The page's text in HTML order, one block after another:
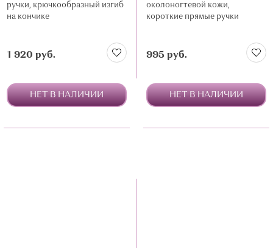
ручки, крючкообразный изгиб
на кончике
1 920 руб.
НЕТ В НАЛИЧИИ
околоногтевой кожи,
короткие прямые ручки
995 руб.
НЕТ В НАЛИЧИИ